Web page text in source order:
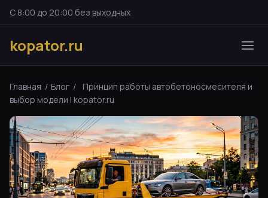
С 8:00 до 20:00 без выходных
kopator.ru
Главная / Блог /
Принцип работы автобетоносмесителя и
выбор модели | kopator.ru